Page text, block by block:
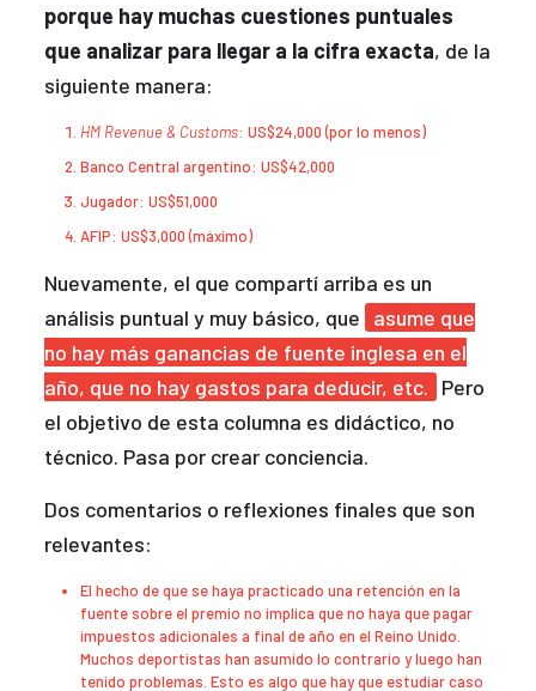
porque hay muchas cuestiones puntuales
que analizar para llegar a la cifra exacta, de la
siguiente manera:
HM Revenue & Customs: US$24,000 (por lo menos)
Banco Central argentino: US$42,000
Jugador: US$51,000
AFIP: US$3,000 (máximo)
Nuevamente, el que compartí arriba es un
análisis puntual y muy básico, que asume que
no hay más ganancias de fuente inglesa en el
año, que no hay gastos para deducir, etc. Pero
el objetivo de esta columna es didáctico, no
técnico. Pasa por crear conciencia.
Dos comentarios o reflexiones finales que son
relevantes:
El hecho de que se haya practicado una retención en la
fuente sobre el premio no implica que no haya que pagar
impuestos adicionales a final de año en el Reino Unido.
Muchos deportistas han asumido lo contrario y luego han
tenido problemas. Esto es algo que hay que estudiar caso